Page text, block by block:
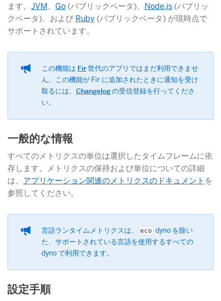
ます。 JVM​、 Go ​ (パブリックベータ)、 Node.js ​ (パブリッ
クベータ)、および Ruby ​ (パブリックベータ) が現時点で
サポートされています。
この機能は Fir​ 世代のアプリではまだ利用できませ
ん。この機能が Fir に追加されたときに通知を受け
取るには、 Changelog​ の受信登録を行ってくださ
い。
一般的な情報
すべてのメトリクスの単位は選択したタイムフレームに依
存します。メトリクスの保持および単位についての詳細
は、 アプリケーション関連のメトリクスのドキュメント ​を
参照してください。
言語ランタイムメトリクスは、 eco ​ dyno を除い
た、サポートされている言語を使用するすべての
dyno で利用できます。
設定手順